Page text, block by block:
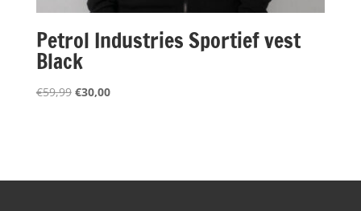
Petrol Industries Sportief vest
Black
€59,99 Oorspronkelijke
€30,00Huidige